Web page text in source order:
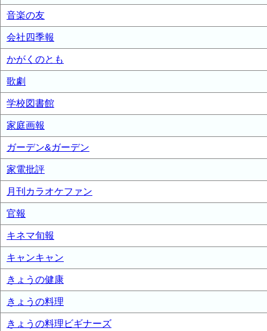
音楽の友
会社四季報
かがくのとも
歌劇
学校図書館
家庭画報
ガーデン&ガーデン
家電批評
月刊カラオケファン
官報
キネマ旬報
キャンキャン
きょうの健康
きょうの料理
きょうの料理ビギナーズ